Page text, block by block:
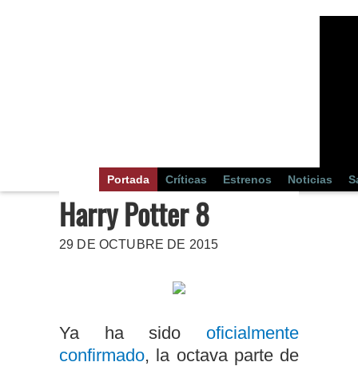
Portada Críticas Estrenos Noticias
Harry Potter 8
29 DE OCTUBRE DE 2015
Ya ha sido oficialmente
confirmado, la octava parte de